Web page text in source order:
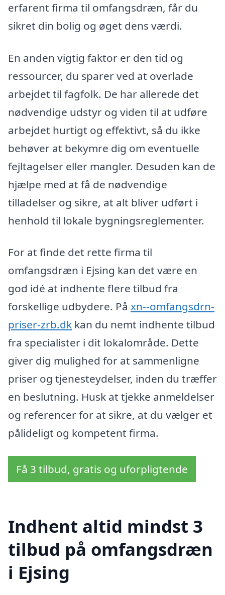
erfarent firma til omfangsdræn, får du
sikret din bolig og øget dens værdi.
En anden vigtig faktor er den tid og
ressourcer, du sparer ved at overlade
arbejdet til fagfolk. De har allerede det
nødvendige udstyr og viden til at udføre
arbejdet hurtigt og effektivt, så du ikke
behøver at bekymre dig om eventuelle
fejltagelser eller mangler. Desuden kan de
hjælpe med at få de nødvendige
tilladelser og sikre, at alt bliver udført i
henhold til lokale bygningsreglementer.
For at finde det rette firma til
omfangsdræn i Ejsing kan det være en
god idé at indhente flere tilbud fra
forskellige udbydere. På xn--omfangsdrn-
priser-zrb.dk kan du nemt indhente tilbud
fra specialister i dit lokalområde. Dette
giver dig mulighed for at sammenligne
priser og tjenesteydelser, inden du træffer
en beslutning. Husk at tjekke anmeldelser
og referencer for at sikre, at du vælger et
pålideligt og kompetent firma.
Få 3 tilbud, gratis og uforpligtende
Indhent altid mindst 3
tilbud på omfangsdræn
i Ejsing